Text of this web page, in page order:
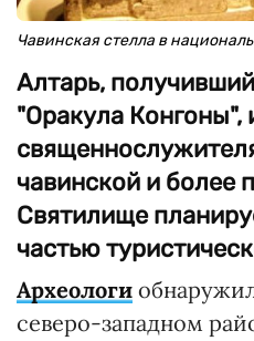
Чавинская стелла в
Алтарь,
"Оракула Конгоны",
чавинской и более
Святилище
частью
Археологи
северо-западном